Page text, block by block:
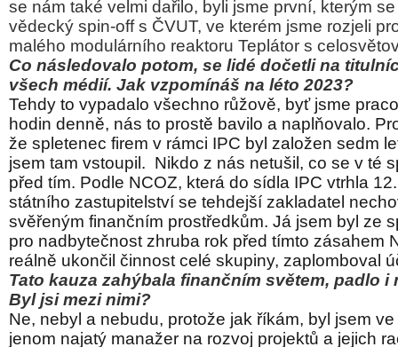
se nám také velmi dařilo, byli jsme první, kterým
vědecký spin-off s ČVUT, ve kterém jsme rozjeli
malého modulárního reaktoru Teplátor s
Co následovalo potom, se lidé dočetli na
všech médií. Jak vzpomínáš na léto 2023?
Tehdy to vypadalo všechno růžově, byť jsme
hodin denně, nás to prostě bavilo a naplňovalo.
že spletenec firem v rámci IPC byl založen sedm
jsem tam vstoupil. Nikdo z nás netušil, co se v té
před tím. Podle NCOZ, která do sídla IPC vtrhla
státního zastupitelství se tehdejší zakladatel
svěřeným finančním prostředkům. Já jsem byl ze
pro nadbytečnost zhruba rok před tímto zásahem
reálně ukončil činnost celé skupiny, zaplomboval
Tato kauza zahýbala finančním světem, padlo
Byl jsi mezi nimi?
Ne, nebyl a nebudu, protože jak říkám, byl jsem
jenom najatý manažer na rozvoj projektů a jejich